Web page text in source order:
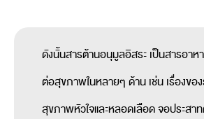
ดังนั้นสารต้านอนุมูลอิสระ เป็นสารอาห
ต่อสุขภาพในหลายๆ ด้าน เช่น เรื่องขอ
สุขภาพหัวใจและหลอดเลือด จอประสา